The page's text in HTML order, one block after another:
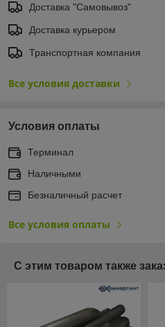
Доставка "Самовывоз"
Доставка курьером
Транспортная компания
Все условия доставки
Условия оплаты
Терминал
Наличными
Безналичный расчет
Все условия оплаты
С этим товаром также